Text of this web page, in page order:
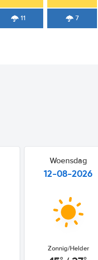
11 7
Woensdag
12-08-2026
Zonnig/Helder